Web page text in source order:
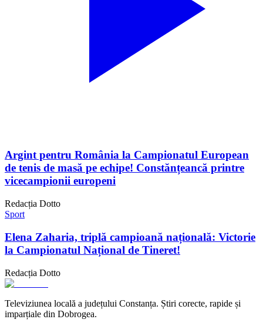
Argint pentru România la Campionatul European
de tenis de masă pe echipe! Constănțeancă printre
vicecampionii europeni
Redacția Dotto
Sport
Elena Zaharia, triplă campioană națională: Victorie
la Campionatul Național de Tineret!
Redacția Dotto
Televiziunea locală a județului Constanța. Știri corecte, rapide și
imparțiale din Dobrogea.